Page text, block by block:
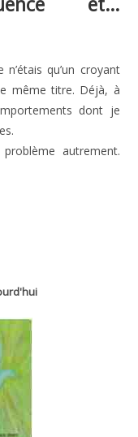
qu’un croyant
même titre. Déjà, à
dont je
autrement.